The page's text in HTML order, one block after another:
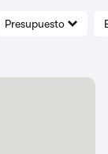
Presupuesto